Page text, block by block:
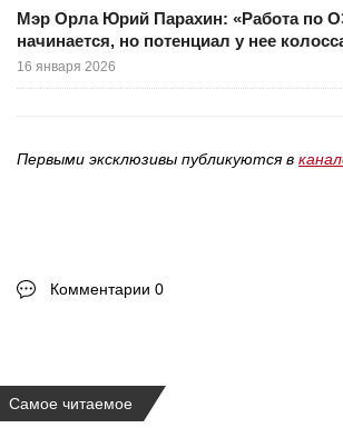
Мэр Орла Юрий Парахин: «Работа по
начинается, но потенциал у нее
16 января 2026
Первыми эксклюзивы публикуются в
Комментарии 0
Самое читаемое